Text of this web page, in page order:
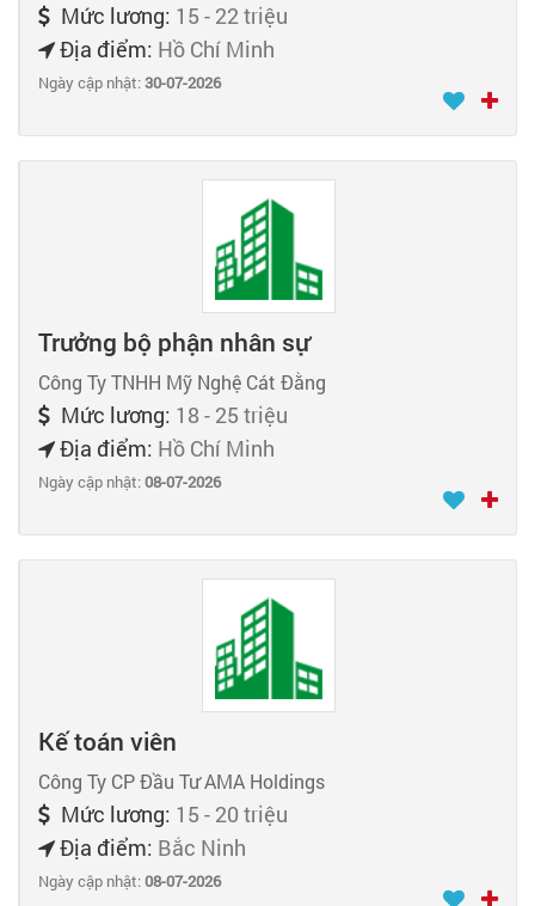
Mức lương: 15 - 22 triệu
Địa điểm: Hồ Chí Minh
Ngày cập nhật:30-07-2026
Trưởng bộ phận nhân sự
Công Ty TNHH Mỹ Nghệ Cát Đằng
Mức lương: 18 - 25 triệu
Địa điểm: Hồ Chí Minh
Ngày cập nhật:08-07-2026
Kế toán viên
Công Ty CP Đầu Tư AMA Holdings
Mức lương: 15 - 20 triệu
Địa điểm: Bắc Ninh
Ngày cập nhật:08-07-2026